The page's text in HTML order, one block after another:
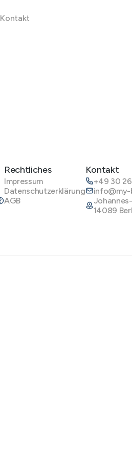
Kontakt
Rechtliches
Impressum
Datenschutzerklärung
AGB
Kontakt
+49 30
info@my-
14089